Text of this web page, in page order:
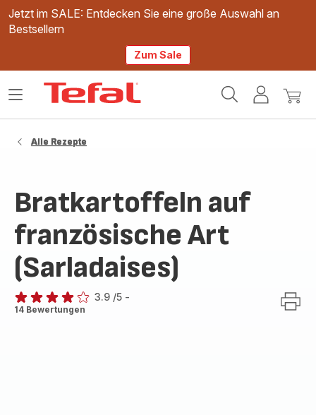
Jetzt im SALE: Entdecken Sie eine große Auswahl an
Bestsellern
Zum Sale
Mein
Mein
Das
Alle Rezepte
Bratkartoffeln auf
französische Art
(Sarladaises)
ratings.3.9
3.9 /5 -
14 Bewertungen